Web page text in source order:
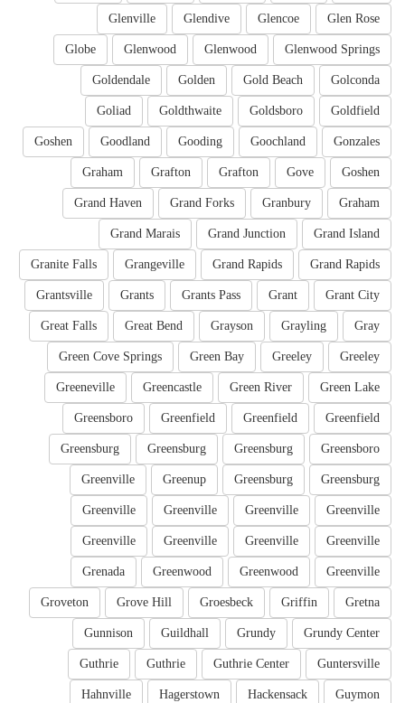
Glen Rose
Glencoe
Glendive
Glenville
Glenwood Springs
Glenwood
Glenwood
Globe
Golconda
Gold Beach
Golden
Goldendale
Goldfield
Goldsboro
Goldthwaite
Goliad
Gonzales
Goochland
Gooding
Goodland
Goshen
Goshen
Gove
Grafton
Grafton
Graham
Graham
Granbury
Grand Forks
Grand Haven
Grand Island
Grand Junction
Grand Marais
Grand Rapids
Grand Rapids
Grangeville
Granite Falls
Grant City
Grant
Grants Pass
Grants
Grantsville
Gray
Grayling
Grayson
Great Bend
Great Falls
Greeley
Greeley
Green Bay
Green Cove Springs
Green Lake
Green River
Greencastle
Greeneville
Greenfield
Greenfield
Greenfield
Greensboro
Greensboro
Greensburg
Greensburg
Greensburg
Greensburg
Greensburg
Greenup
Greenville
Greenville
Greenville
Greenville
Greenville
Greenville
Greenville
Greenville
Greenville
Greenville
Greenwood
Greenwood
Grenada
Gretna
Griffin
Groesbeck
Grove Hill
Groveton
Grundy Center
Grundy
Guildhall
Gunnison
Guntersville
Guthrie Center
Guthrie
Guthrie
Guymon
Hackensack
Hagerstown
Hahnville